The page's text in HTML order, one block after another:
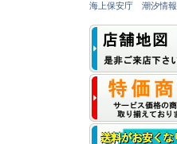
海上保安庁 潮汐情報